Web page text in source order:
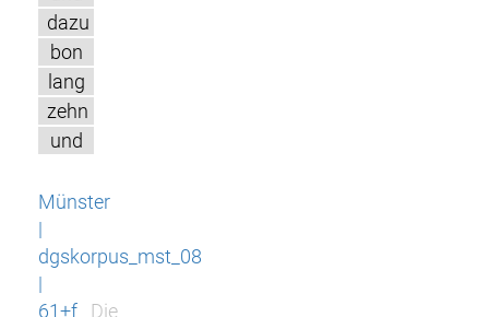
dazu
bon
lang
zehn
und
Münster
|
dgskorpus_mst_08
|
61+f
Die